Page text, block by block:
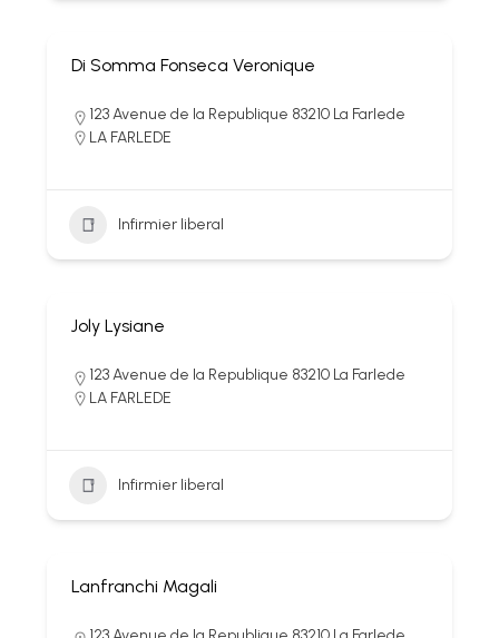
Di Somma Fonseca Veronique
123 Avenue de la Republique 83210 La Farlede
LA FARLEDE
Infirmier liberal
Joly Lysiane
123 Avenue de la Republique 83210 La Farlede
LA FARLEDE
Infirmier liberal
Lanfranchi Magali